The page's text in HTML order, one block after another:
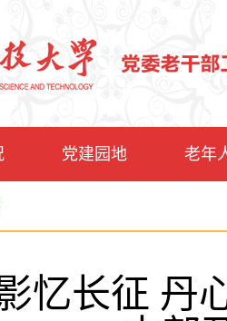
党建园地 老年
忆长征 丹